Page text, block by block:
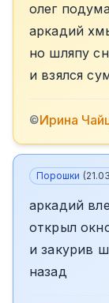
олег
аркадий
но шляпу
и взялся
©Ирина
Порошки (
аркадий
открыл
и закурив
назад